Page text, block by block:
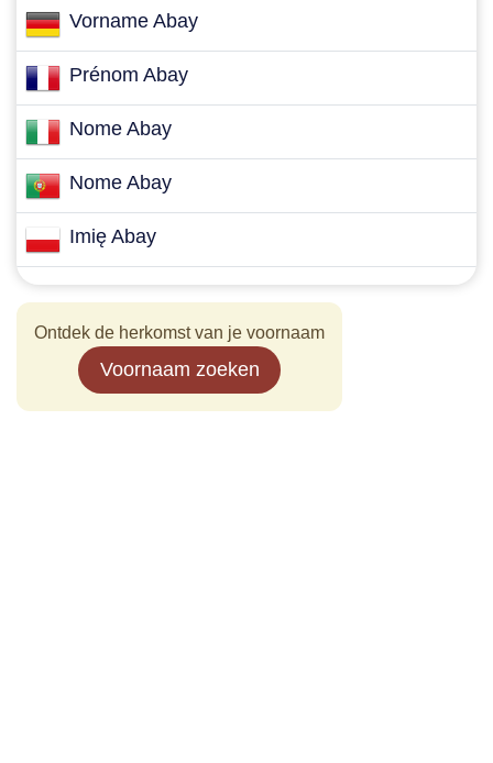
Vorname Abay
Prénom Abay
Nome Abay
Nome Abay
Imię Abay
Ontdek de herkomst van je voornaam
Voornaam zoeken